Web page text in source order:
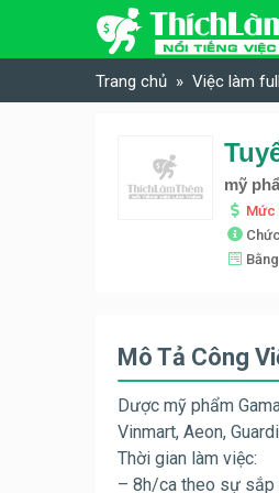
Skip to content
Trang chủ Việc làm
mỹ
Mô Tả Công
Dược mỹ phẩm
Vinmart, Aeon,
Thời gian làm việc:
– 8h/ca theo sự sắp